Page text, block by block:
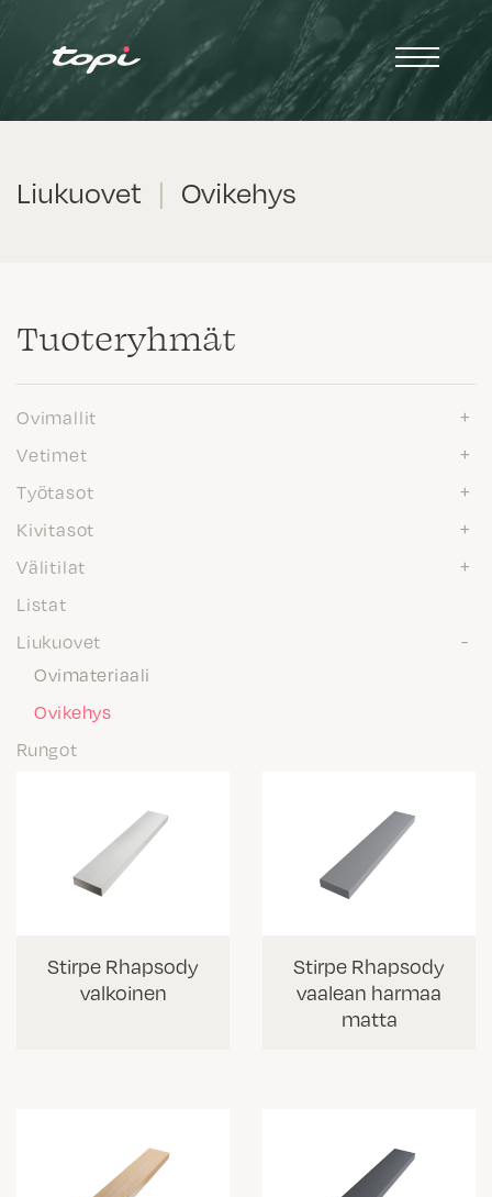
Liukuovet | Ovikehys
Tuote­ryhmät
Ovimallit
Vetimet
Työtasot
Kivitasot
Välitilat
Listat
Liukuovet
Ovimateriaali
Ovikehys
Rungot
Stirpe Rhapsody
valkoinen
Stirpe Rhapsody
vaalean harmaa
matta